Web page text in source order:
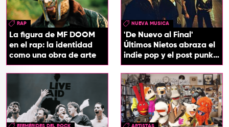
RAP
La figura de MF DOOM
en el rap: la identidad
como una obra de arte
NUEVA MUSICA
'De Nuevo al Final'
Últimos Nietos abraza el
indie pop y el post punk
en su nuevo EP